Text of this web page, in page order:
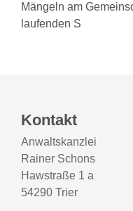
Mängeln am
laufenden S
Kontakt
Anwaltskanzlei
Rainer Schons
Hawstraße 1 a
54290 Trier